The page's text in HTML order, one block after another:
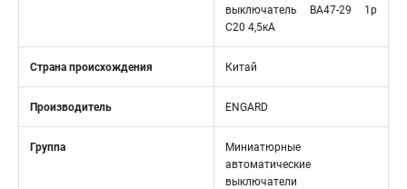
выключатель ВА47-29 1р
C20 4,5кА
Страна происхождения Китай
Производитель ENGARD
Группа
Миниатюрные
автоматические
выключатели